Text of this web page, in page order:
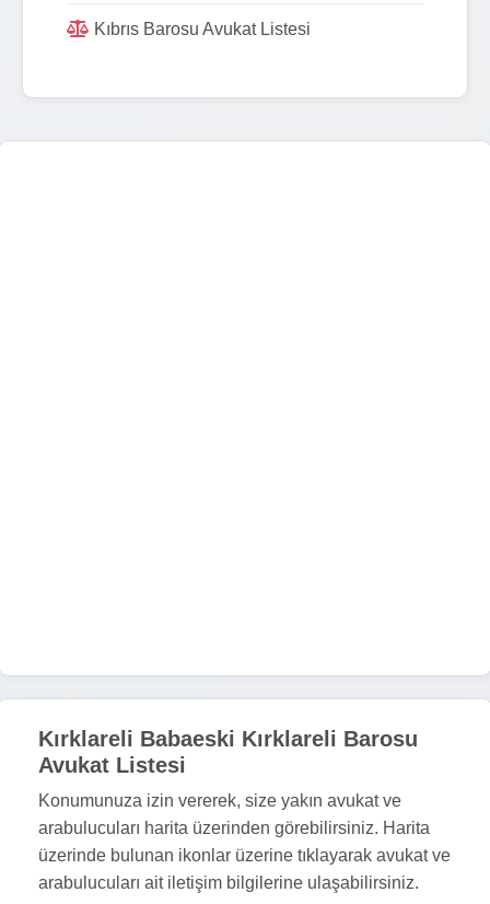
Kıbrıs Barosu Avukat Listesi
Kırklareli Babaeski Kırklareli Barosu
Avukat Listesi
Konumunuza izin vererek, size yakın avukat ve
arabulucuları harita üzerinden görebilirsiniz. Harita
üzerinde bulunan ikonlar üzerine tıklayarak avukat ve
arabulucuları ait iletişim bilgilerine ulaşabilirsiniz.